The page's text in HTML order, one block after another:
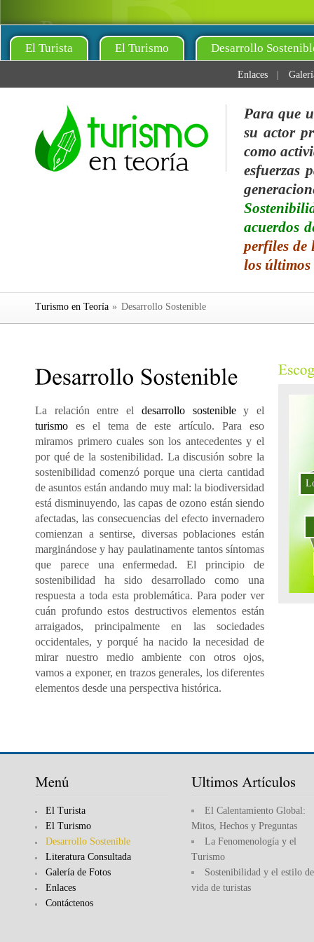
El Turista El Turismo Desarrollo
Enlaces
Para que
su actor
como
esfuerzas
acuerdos
perfiles de
los últimos
Turismo en Teoría » Desarrollo Sostenible
La relación entre el desarrollo sostenibley el
turismo es el tema de este artículo. Para eso
miramos primero cuales son los antecedentes y el
por qué de la sostenibilidad. La discusión sobre la
sostenibilidad comenzó porque una cierta cantidad
de asuntos están andando muy mal: la biodiversidad
está disminuyendo, las capas de ozono están siendo
afectadas, las consecuencias del efecto invernadero
comienzan a sentirse, diversas poblaciones están
marginándose y hay paulatinamente tantos síntomas
que parece una enfermedad. El principio de
sostenibilidad ha sido desarrollado como una
respuesta a toda esta problemática. Para poder ver
cuán profundo estos destructivos elementos están
arraigados, principalmente en las sociedades
occidentales, y porqué ha nacido la necesidad de
mirar nuestro medio ambiente con otros ojos,
vamos a exponer, en trazos generales, los diferentes
elementos desde una perspectiva histórica.
El Turista
El Turismo
Desarrollo Sostenible
Literatura Consultada
Galería de Fotos
Enlaces
Contáctenos
El Calentamiento Global:
Mitos, Hechos y Preguntas
La Fenomenología y el
Turismo
Sostenibilidad y el estilo de
vida de turistas